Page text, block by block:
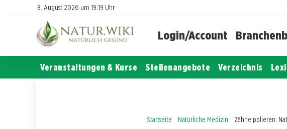
8. August 2026 um 19:19 Uhr
Login/Account
Veranstaltungen & Kurse Stellenangebote Verzeichnis
Startseite Natürliche Medizin Zähne polieren: